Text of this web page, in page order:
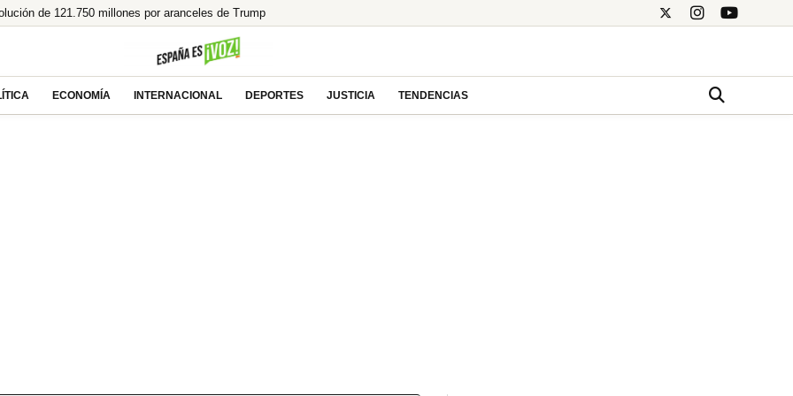
de 121.750 millones por aranceles de Trump
a la izquierda y se prepara para gobernar
gafas homologadas te puede dejar ciego
legado en llamas!
ECONOMÍA INTERNACIONAL DEPORTES JUSTICIA TENDENCIAS